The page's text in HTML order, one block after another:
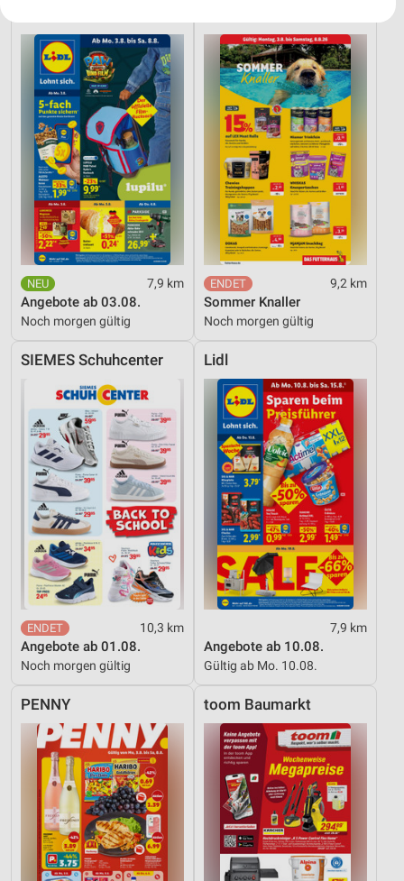
7,9 km
Angebote ab 03.08.
Noch morgen gültig
9,2 km
Sommer Knaller
Noch morgen gültig
SIEMES Schuhcenter
10,3 km
Angebote ab 01.08.
Noch morgen gültig
Lidl
7,9 km
Angebote ab 10.08.
Gültig ab Mo. 10.08.
PENNY toom Baumarkt
Website/App.
Partnerliste anzeigen (1 IAB-Anbieter)
Wir nutzen Ihre Daten für folgende Zwecke:
IAB-Verarbeitungszwecke:
Speichern von oder Zugriff auf Informationen
auf einem Endgerät
Verwendung reduzierter Daten zur Auswahl von
Werbeanzeigen
Erstellung von Profilen für personalisierte
Werbung
Verwendung von Profilen zur Auswahl
personalisierter Werbung
Erstellung von Profilen zur Personalisierung
Verwendung von Profilen zur Auswahl
personalisierter Inhalte
Messung der Werbeleistung
Messung der Performance von Inhalten
Analyse von Zielgruppen durch Statistiken oder
Kombinationen von Daten aus verschiedenen
Quellen
Entwicklung und Verbesserung der Angebote
Inhalten
IAB-Besonderheiten:
Geräte anhand von aktiv angeforderten
Informationen identifizieren
Nicht-IAB-Verarbeitungszwecke:
Notwendig
Performance
Funktional